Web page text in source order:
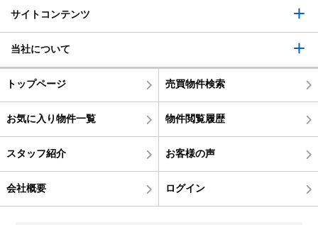
サイトコンテンツ
当社について
トップページ 売買物件検索
お気に入り物件一覧 物件閲覧履歴
スタッフ紹介 お客様の声
会社概要 ログイン